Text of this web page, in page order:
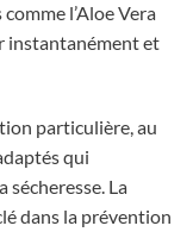
l’Aloe Vera
instantanément et
particulière, au
qui
La
dans la prévention